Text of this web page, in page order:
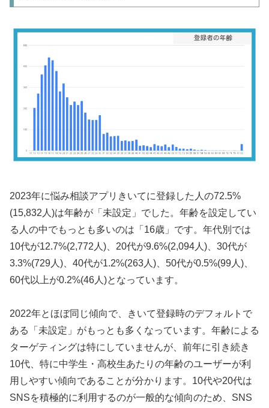
2023年に悩み相談アプリきいてに登録した人の72.5%
(15,832人)は年齢が「未設定」でした。年齢を設定してい
る人の中でもっとも多いのは「16歳」です。年代別では
10代が12.7%(2,772人)、20代が9.6%(2,094人)、30代が
3.3%(729人)、40代が1.2%(263人)、50代が0.5%(99人)、
60代以上が0.2%(46人)となっています。
2022年とほぼ同じ傾向で、きいて登録時のデフォルトで
ある「未設定」がもっとも多くなっています。年齢による
ターゲティングは特にしていませんが、前年に引き続き
10代、特に中学生・高校生あたりの年齢のユーザーが利
用しやすい傾向であることが分かります。10代や20代は
SNSを積極的に利用するのが一般的な傾向のため、SNS